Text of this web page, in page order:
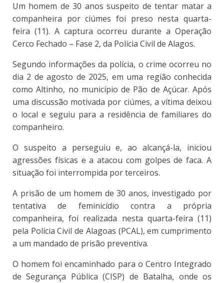
Um homem de 30 anos suspeito de tentar matar a
companheira por ciúmes foi preso nesta quarta-
feira (11). A captura ocorreu durante a Operação
Cerco Fechado – Fase 2, da Polícia Civil de Alagos.
Segundo informações da polícia, o crime ocorreu no
dia 2 de agosto de 2025, em uma região conhecida
como Altinho, no município de Pão de Açúcar. Após
uma discussão motivada por ciúmes, a vítima deixou
o local e seguiu para a residência de familiares do
companheiro.
O suspeito a perseguiu e, ao alcançá-la, iniciou
agressões físicas e a atacou com golpes de faca. A
situação foi interrompida por terceiros.
A prisão de um homem de 30 anos, investigado por
tentativa de feminicídio contra a própria
companheira, foi realizada nesta quarta-feira (11)
pela Polícia Civil de Alagoas (PCAL), em cumprimento
a um mandado de prisão preventiva.
O homem foi encaminhado para o Centro Integrado
de Segurança Pública (CISP) de Batalha, onde os